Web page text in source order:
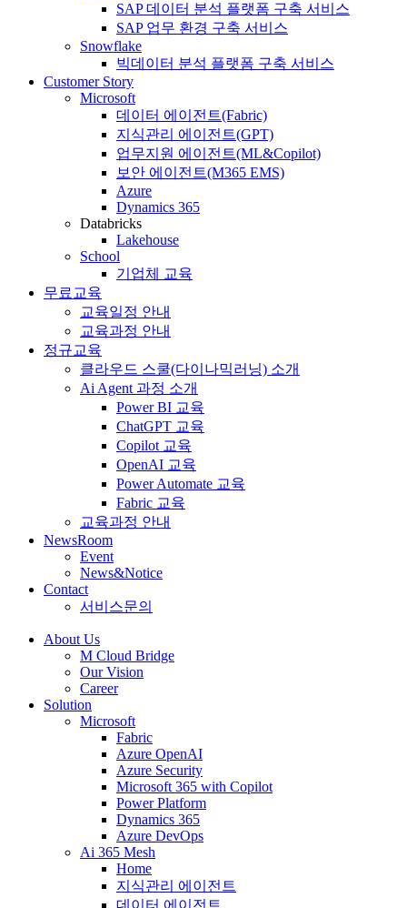
SAP 데이터 분석 플랫폼 구축 서비스
SAP 업무 환경 구축 서비스
Snowflake
빅데이터 분석 플랫폼 구축 서비스
Customer Story
Microsoft
데이터 에이전트(Fabric)
지식관리 에이전트(GPT)
업무지원 에이전트(ML&Copilot)
보안 에이전트(M365 EMS)
Azure
Dynamics 365
Databricks
Lakehouse
School
기업체 교육
무료교육
교육일정 안내
교육과정 안내
정규교육
클라우드 스쿨(다이나믹러닝) 소개
Ai Agent 과정 소개
Power BI 교육
ChatGPT 교육
Copilot 교육
OpenAI 교육
Power Automate 교육
Fabric 교육
교육과정 안내
NewsRoom
Event
News&Notice
Contact
서비스문의
About Us
M Cloud Bridge
Our Vision
Career
Solution
Microsoft
Fabric
Azure OpenAI
Azure Security
Microsoft 365 with Copilot
Power Platform
Dynamics 365
Azure DevOps
Ai 365 Mesh
Home
지식관리 에이전트
데이터 에이전트